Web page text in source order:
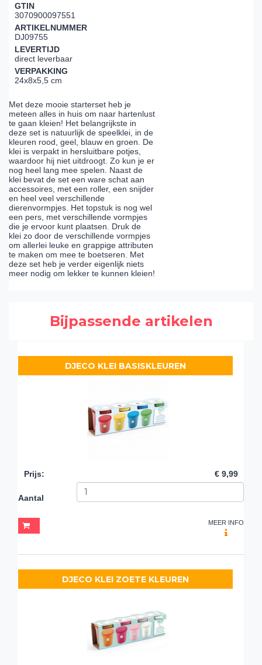
GTIN
3070900097551
ARTIKELNUMMER
DJ09755
LEVERTIJD
direct leverbaar
VERPAKKING
24x8x5,5 cm
Met deze mooie starterset heb je
meteen alles in huis om naar hartenlust
te gaan kleien! Het belangrijkste in
deze set is natuurlijk de speelklei, in de
kleuren rood, geel, blauw en groen. De
klei is verpakt in hersluitbare potjes,
waardoor hij niet uitdroogt. Zo kun je er
nog heel lang mee spelen. Naast de
klei bevat de set een ware schat aan
accessoires, met een roller, een snijder
en heel veel verschillende
dierenvormpjes. Het topstuk is nog wel
een pers, met verschillende vormpjes
die je ervoor kunt plaatsen. Druk de
klei zo door de verschillende vormpjes
om allerlei leuke en grappige attributen
te maken om mee te boetseren. Met
deze set heb je verder eigenlijk niets
meer nodig om lekker te kunnen kleien!
Bijpassende artikelen
DJECO KLEI BASISKLEUREN
Prijs: € 9,99
Aantal
MEER INFO
DJECO KLEI ZOETE KLEUREN